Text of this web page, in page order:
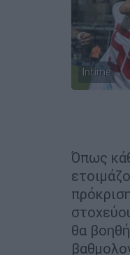
Intime
Όπως
θα